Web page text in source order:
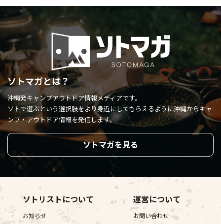
ソトマガとは？
沖縄発キャンプアウトドア情報メディアです。
ソトで遊ぶという選択肢をより身近にしてもらえるように沖縄からキャ
ンプ・アウトドア情報を発信します。
ソトマガを見る
ソトリストについて
お知らせ
運営について
お問い合わせ